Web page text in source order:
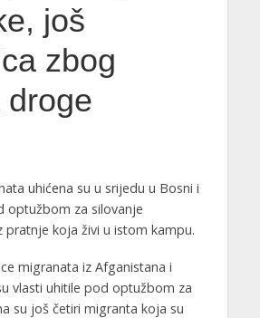
još
zbog
droge
uhićena su u srijedu u Bosni i
optužbom za silovanje
pratnje koja živi u istom kampu.
migranata iz Afganistana i
vlasti uhitile pod optužbom za
su još četiri migranta koja su